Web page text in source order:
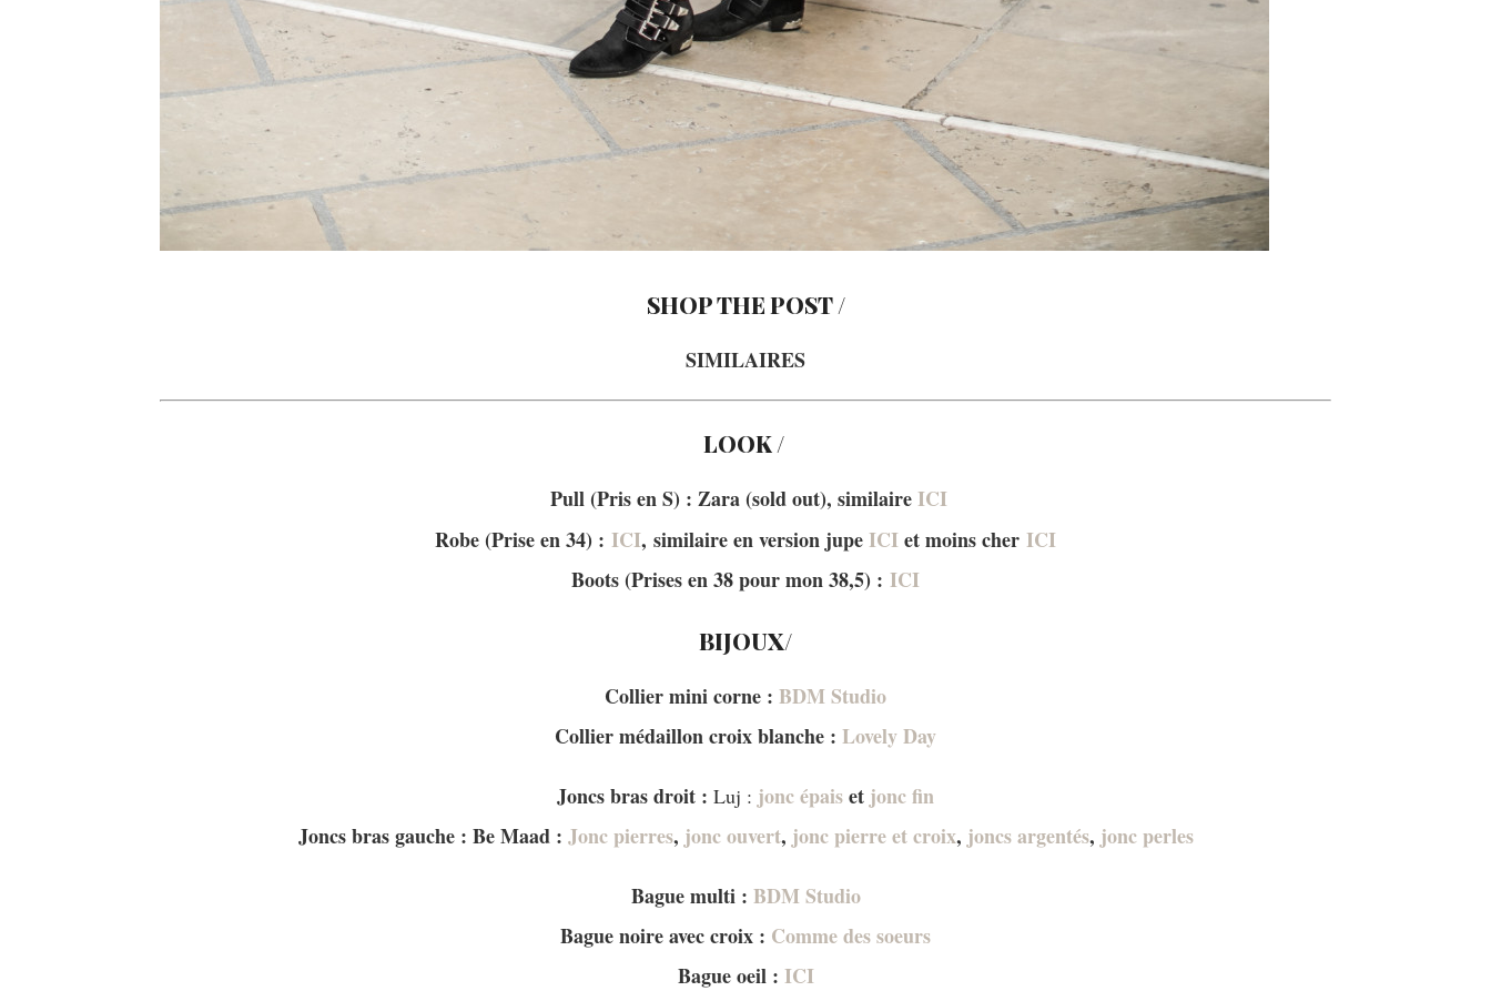
SHOP THE POST /
SIMILAIRES
LOOK /
Pull (Pris en S) : Zara (sold out), similaireICI
Robe (Prise en 34) : ICI, similaire en version jupeICIet moins cher ICI
Boots (Prises en 38 pour mon 38,5) : ICI
BIJOUX/
Collier mini corne : BDM Studio
Collier médaillon croix blanche : Lovely Day
Joncs bras droit : Luj : jonc épaiset jonc fin
Joncs bras gauche : Be Maad : Jonc pierres, jonc ouvert, jonc pierre et croix, joncs argentés, jonc perles
Bague multi : BDM Studio
Bague noire avec croix : Comme des soeurs
Bague oeil : ICI